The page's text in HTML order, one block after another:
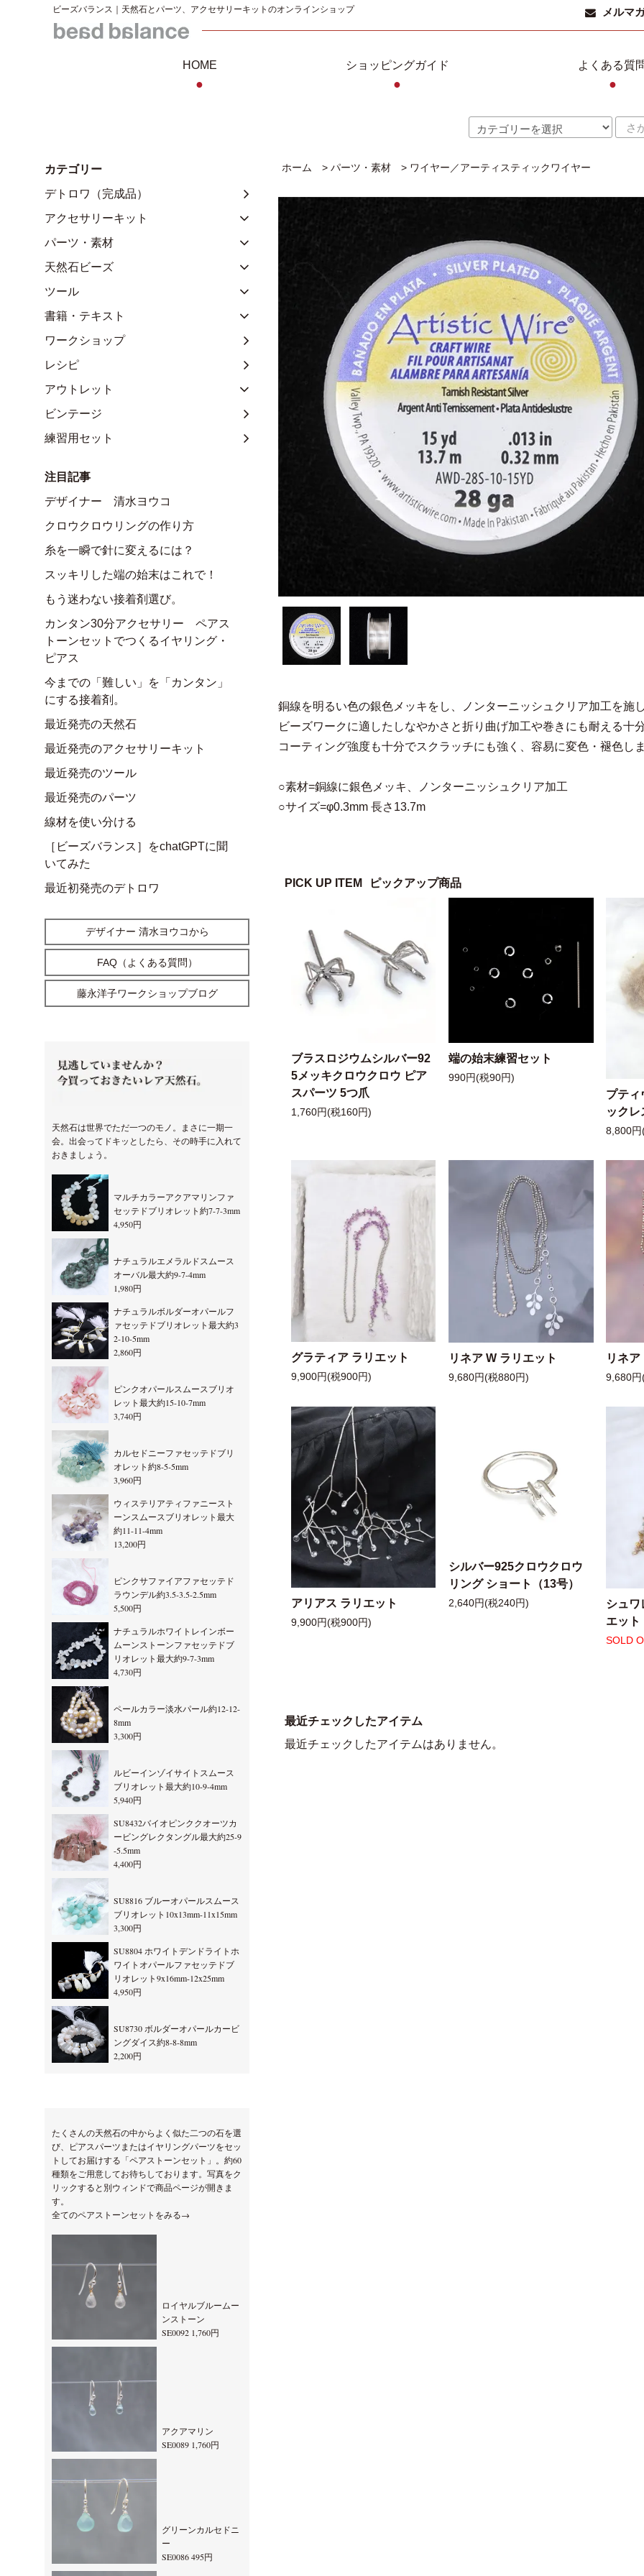
ビーズバランス｜天然石とパーツ、アクセサリーキットのオンラインショップ メルマ
HOME
●
ショッピングガイド
●
よくある質
●
ホーム > パーツ・素材 > ワイヤー／アーティスティックワイヤー
銅線を明るい色の銀色メッキをし、ノンターニッシュクリア加工を施
ビーズワークに適したしなやかさと折り曲げ加工や巻きにも耐える十
コーティング強度も十分でスクラッチにも強く、容易に変色・褪色し
○素材=銅線に銀色メッキ、ノンターニッシュクリア加工
○サイズ=φ0.3mm 長さ13.7m
PICK UP ITEM ピックアップ商品
ブラスロジウムシルバー92
5メッキクロウクロウ ピア
スパーツ 5つ爪
1,760円(税160円)
端の始末練習セット
990円(税90円)
プティ
ックレ
8,800
グラティア ラリエット
9,900円(税900円)
リネア W ラリエット
9,680円(税880円)
リネ
9,680
アリアス ラリエット
9,900円(税900円)
シルバー925クロウクロウ
リング ショート（13号）
2,640円(税240円)
シュワ
エット
SOLD
最近チェックしたアイテム
最近チェックしたアイテムはありません。
カテゴリー
デトロワ（完成品）
アクセサリーキット
パーツ・素材
天然石ビーズ
ツール
書籍・テキスト
ワークショップ
レシピ
アウトレット
ビンテージ
練習用セット
注目記事
デザイナー 清水ヨウコ
クロウクロウリングの作り方
糸を一瞬で針に変えるには？
スッキリした端の始末はこれで！
もう迷わない接着剤選び。
カンタン30分アクセサリー ペアス
トーンセットでつくるイヤリング・
ピアス
今までの「難しい」を「カンタン」
にする接着剤。
最近発売の天然石
最近発売のアクセサリーキット
最近発売のツール
最近発売のパーツ
線材を使い分ける
［ビーズバランス］をchatGPTに聞
いてみた
最近初発売のデトロワ
デザイナー 清水ヨウコから
FAQ（よくある質問）
藤永洋子ワークショップブログ
天然石は世界でただ一つのモノ。まさに一期一
会。出会ってドキッとしたら、その時手に入れて
おきましょう。
マルチカラーアクアマリンファ
セッテドブリオレット約7-7-3mm
4,950円
ナチュラルエメラルドスムース
オーバル最大約9-7-4mm
1,980円
ナチュラルボルダーオパールフ
ァセッテドブリオレット最大約3
2-10-5mm
2,860円
ピンクオパールスムースブリオ
レット最大約15-10-7mm
3,740円
カルセドニーファセッテドブリ
オレット約8-5-5mm
3,960円
ウィステリアティファニースト
ーンスムースブリオレット最大
約11-11-4mm
13,200円
ピンクサファイアファセッテド
ラウンデル約3.5-3.5-2.5mm
5,500円
ナチュラルホワイトレインボー
ムーンストーンファセッテドブ
リオレット最大約9-7-3mm
4,730円
ペールカラー淡水パール約12-12-
8mm
3,300円
ルビーインゾイサイトスムース
ブリオレット最大約10-9-4mm
5,940円
SU8432バイオピンククオーツカ
ービングレクタングル最大約25-9
-5.5mm
4,400円
SU8816 ブルーオパールスムース
ブリオレット10x13mm-11x15mm
3,300円
SU8804 ホワイトデンドライトホ
ワイトオパールファセッテドブ
リオレット9x16mm-12x25mm
4,950円
SU8730 ボルダーオパールカービ
ングダイス約8-8-8mm
2,200円
たくさんの天然石の中からよく似た二つの石を選
び、ピアスパーツまたはイヤリングパーツをセッ
トしてお届けする「ペアストーンセット」。約60
種類をご用意してお待ちしております。写真をク
リックすると別ウィンドで商品ページが開きま
す。
全てのペアストーンセットをみる→
ロイヤルブルームー
ンストーン
SE0092 1,760円
アクアマリン
SE0089 1,760円
グリーンカルセドニ
ー
SE0086 495円